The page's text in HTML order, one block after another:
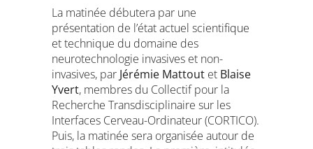
La matinée débutera par une
présentation de l’état actuel scientifique
et technique du domaine des
neurotechnologie invasives et non-
invasives, par Jérémie Mattout et Blaise
Yvert, membres du Collectif pour la
Recherche Transdisciplinaire sur les
Interfaces Cerveau-Ordinateur (CORTICO).
Puis, la matinée sera organisée autour de